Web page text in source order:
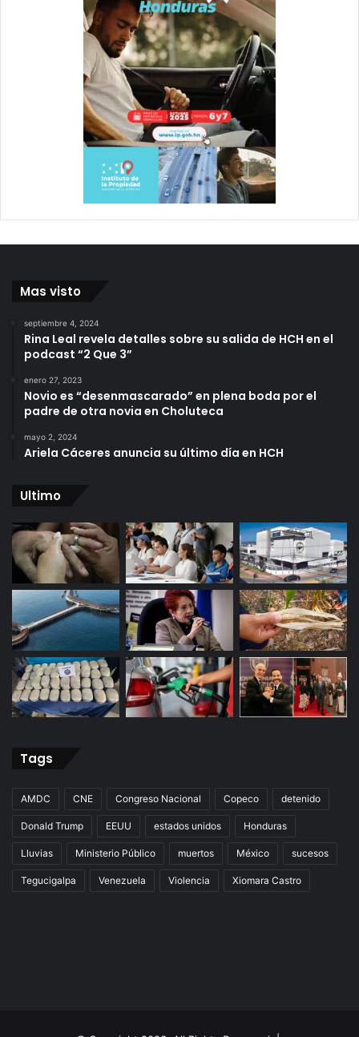
Mas visto
septiembre 4, 2024
Rina Leal revela detalles sobre su salida de HCH en el
podcast “2 Que 3”
enero 27, 2023
Novio es “desenmascarado” en plena boda por el
padre de otra novia en Choluteca
mayo 2, 2024
Ariela Cáceres anuncia su último día en HCH
Ultimo
Tags
AMDC CNE Congreso Nacional Copeco detenido
Donald Trump EEUU estados unidos Honduras
Lluvias Ministerio Público muertos México sucesos
Tegucigalpa Venezuela Violencia Xiomara Castro